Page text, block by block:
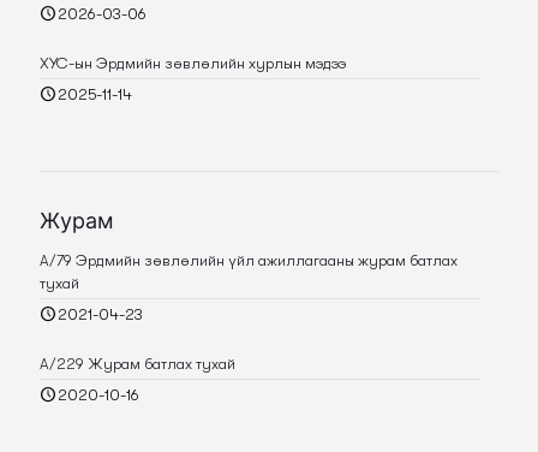
2026-03-06
ХУС-ын Эрдмийн зөвлөлийн хурлын мэдээ
2025-11-14
Журам
А/79 Эрдмийн зөвлөлийн үйл ажиллагааны журам батлах
тухай
2021-04-23
А/229 Журам батлах тухай
2020-10-16